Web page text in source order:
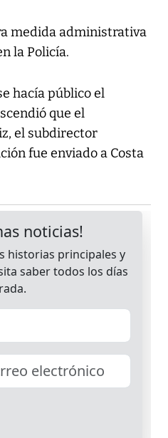
medida administrativa
la Policía.
hacía público el
que el
el subdirector
fue enviado a Costa